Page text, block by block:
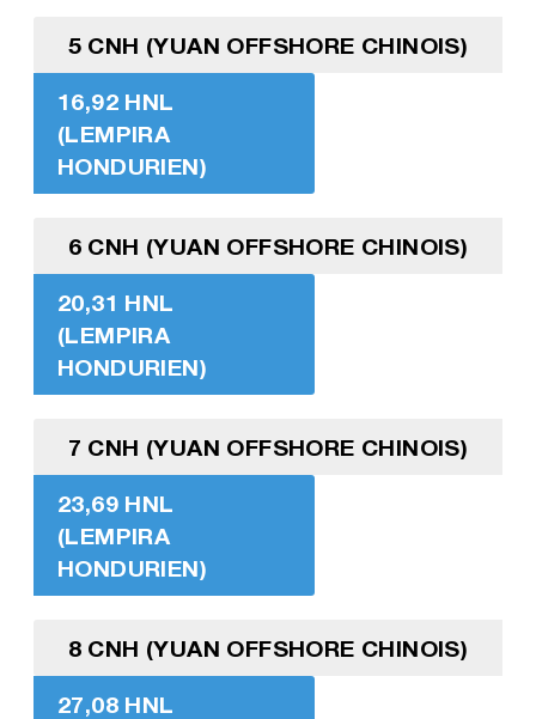
5 CNH (YUAN OFFSHORE CHINOIS)
16,92 HNL
(LEMPIRA
HONDURIEN)
6 CNH (YUAN OFFSHORE CHINOIS)
20,31 HNL
(LEMPIRA
HONDURIEN)
7 CNH (YUAN OFFSHORE CHINOIS)
23,69 HNL
(LEMPIRA
HONDURIEN)
8 CNH (YUAN OFFSHORE CHINOIS)
27,08 HNL